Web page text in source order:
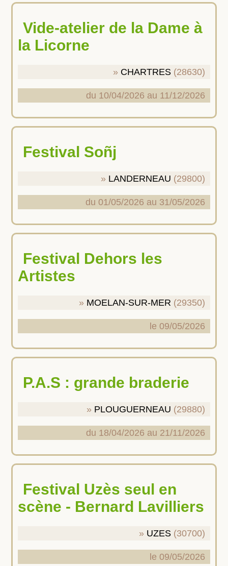
Vide-atelier de la Dame à
la Licorne
CHARTRES (28630)
du 10/04/2026 au 11/12/2026
Festival Soñj
LANDERNEAU (29800)
du 01/05/2026 au 31/05/2026
Festival Dehors les
Artistes
MOELAN-SUR-MER (29350)
le 09/05/2026
P.A.S : grande braderie
PLOUGUERNEAU (29880)
du 18/04/2026 au 21/11/2026
Festival Uzès seul en
scène - Bernard Lavilliers
UZES (30700)
le 09/05/2026